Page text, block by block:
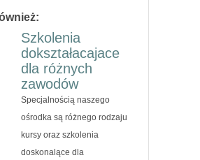
Szkolenia
dokształacajace
dla różnych
zawodów
Specjalnością naszego
ośrodka są różnego rodzaju
kursy oraz szkolenia
doskonalące dla